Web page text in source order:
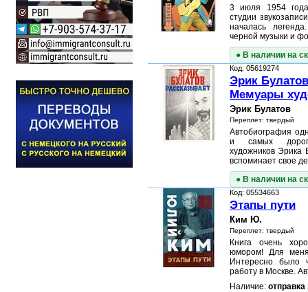
3 июля 1954
студии
началась
черной музыки и
● В наличии на
Код: 05619274
Эрик
Мемуары
Эрик Булатов
Переплет: твердый
Автобиография
и самых
художников Эрика
вспоминает свое
● В наличии на
Код: 05534663
Этапы пути
Ким Ю.
Переплет: твердый
Книга очень
юмором! Для
Интересно было
работу в Москве.
Наличие: отправка